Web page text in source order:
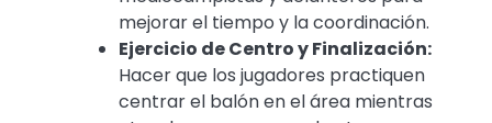
mejorar el tiempo y la coordinación.
Ejercicio de Centro y Finalización:
Hacer que los jugadores practiquen
centrar el balón en el área mientras